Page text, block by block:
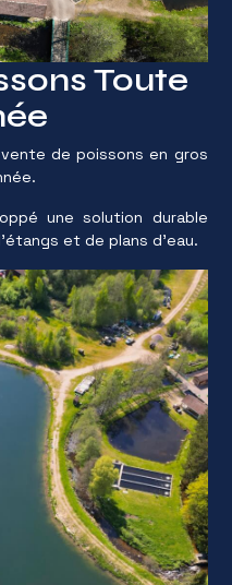
Toute
de poissons en gros
une solution durable
et de plans d'eau.